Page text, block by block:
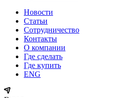
Новости
Статьи
Сотрудничество
Контакты
О компании
Где сделать
Где купить
ENG